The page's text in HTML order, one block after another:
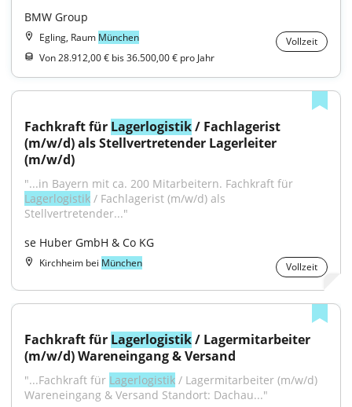
BMW Group
Egling, Raum München
Vollzeit
Von 28.912,00 € bis 36.500,00 € pro Jahr
Fachkraft für Lagerlogistik / Fachlagerist
(m/w/d) als Stellvertretender Lagerleiter
(m/w/d)
Lagerlogistik / Fachlagerist (m/w/d) als
Stellvertretender..."
se Huber GmbH & Co KG
Kirchheim bei München Vollzeit
Fachkraft für Lagerlogistik / Lagermitarbeiter
(m/w/d) Wareneingang & Versand
"...Fachkraft für Lagerlogistik / Lagermitarbeiter (m/w/d)
Wareneingang & Versand Standort: Dachau..."